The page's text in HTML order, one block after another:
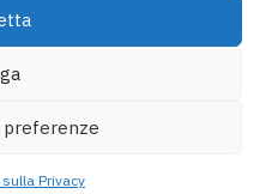
preferenze
Privacy
41834
- Tutti i diritti riservati
Chi siamo